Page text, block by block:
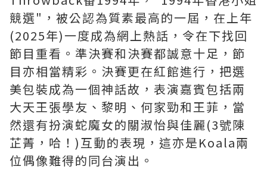
競選"，被公認為質素最高的一屆，在上年
(2025年)一度成為網上熱話，令在下找回
節目重看。準決賽和決賽都誠意十足，節
目亦相當精彩。決賽更在紅館進行，把選
美包裝成為一個神話故，表演嘉賓包括兩
大天王張學友、黎明、何家勁和王菲，當
然還有扮演蛇魔女的關淑怡與佳麗(3號陳
芷菁，哈！)互動的表現，這亦是Koala兩
位偶像難得的同台演出。